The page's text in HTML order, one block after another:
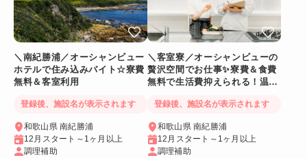
＼南紀勝浦／オーシャンビュー
ホテルで住み込みバイト☆寮費
無料＆客室利用
登録後、施設名が表示されます
和歌山県 南紀勝浦
12月スタート～1ヶ月以上
調理補助
＼客室寮／オーシャンビューの
贅沢空間でお仕事✨寮費＆食費
無料で生活費抑えられる！温泉
登録後、施設名が表示されます
和歌山県 南紀勝浦
12月スタート～1ヶ月以上
調理補助